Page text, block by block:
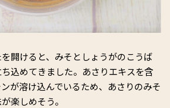
開けると、みそとしょうがのこうば
込めてきました。あさりエキスを含
が溶け込んでいるため、あさりのみそ
楽しめそう。